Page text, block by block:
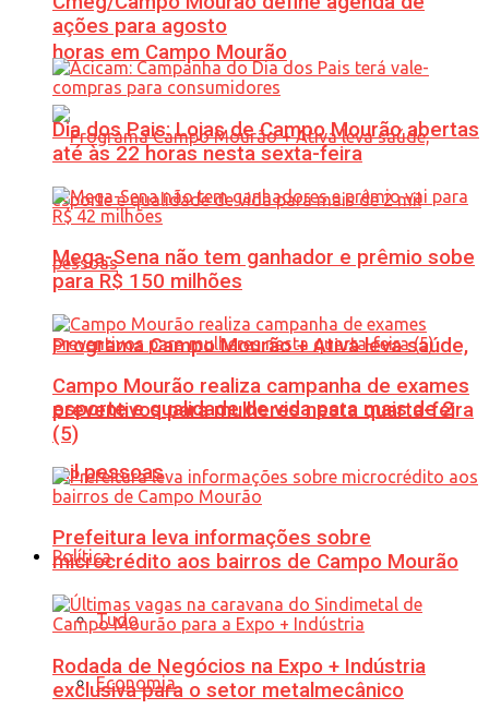
horas em Campo Mourão
Programa Campo Mourão + Ativa leva saúde,
esporte e qualidade de vida para mais de 2
mil pessoas
Política
Tudo
Economia
ações para agosto
Dia dos Pais: Lojas de Campo Mourão abertas
até às 22 horas nesta sexta-feira
Mega-Sena não tem ganhador e prêmio sobe
para R$ 150 milhões
Campo Mourão realiza campanha de exames
preventivos para mulheres nesta quarta-feira
(5)
Prefeitura leva informações sobre
microcrédito aos bairros de Campo Mourão
Rodada de Negócios na Expo + Indústria
exclusiva para o setor metalmecânico